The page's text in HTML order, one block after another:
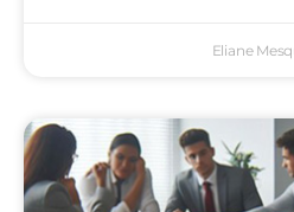
Eliane